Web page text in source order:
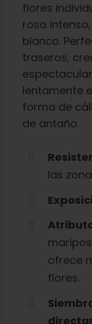
Español
Buscar:
flores
rosa
blanco.
traseros,
lentamente
forma de
de antaño.
las
ofrece
flores.